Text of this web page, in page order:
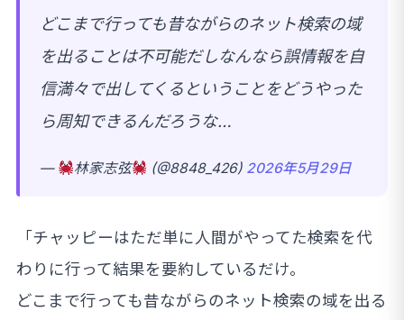
どこまで行っても昔ながらのネット検索の域
を出ることは不可能だしなんなら誤情報を自
信満々で出してくるということをどうやった
ら周知できるんだろうな…
— 林家志弦 (@8848_426) 2026年5月29日
「チャッピーはただ単に人間がやってた検索を代
わりに行って結果を要約しているだけ。
どこまで行っても昔ながらのネット検索の域を出る